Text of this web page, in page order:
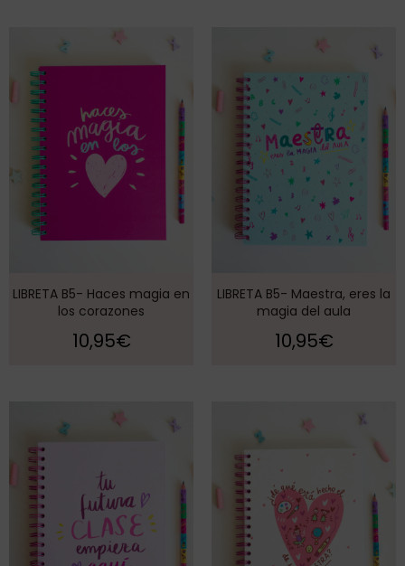
LIBRETA B5- Haces magia en
los corazones
10,95€
LIBRETA B5- Maestra, eres la
magia del aula
10,95€